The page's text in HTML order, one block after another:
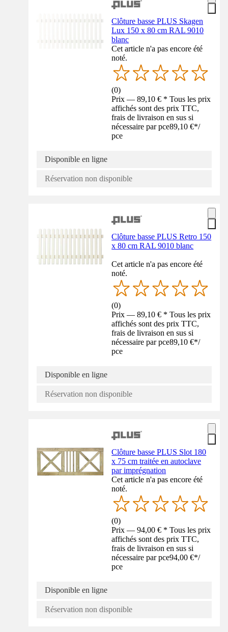
Clôture basse PLUS Skagen
Lux 150 x 80 cm RAL 9010
blanc
Cet article n'a pas encore été
noté.
(0)
Prix — 89,10 € * Tous les prix
affichés sont des prix TTC,
frais de livraison en sus si
nécessaire par pce89,10 €*/
pce
Disponible en ligne
Réservation non disponible
Clôture basse PLUS Retro 150
x 80 cm RAL 9010 blanc
Cet article n'a pas encore été
noté.
(0)
Prix — 89,10 € * Tous les prix
affichés sont des prix TTC,
frais de livraison en sus si
nécessaire par pce89,10 €*/
pce
Disponible en ligne
Réservation non disponible
Clôture basse PLUS Slot 180
x 75 cm traitée en autoclave
par imprégnation
Cet article n'a pas encore été
noté.
(0)
Prix — 94,00 € * Tous les prix
affichés sont des prix TTC,
frais de livraison en sus si
nécessaire par pce94,00 €*/
pce
Disponible en ligne
Réservation non disponible